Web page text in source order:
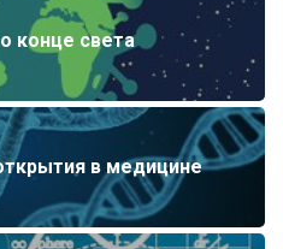
конце света
в медицине